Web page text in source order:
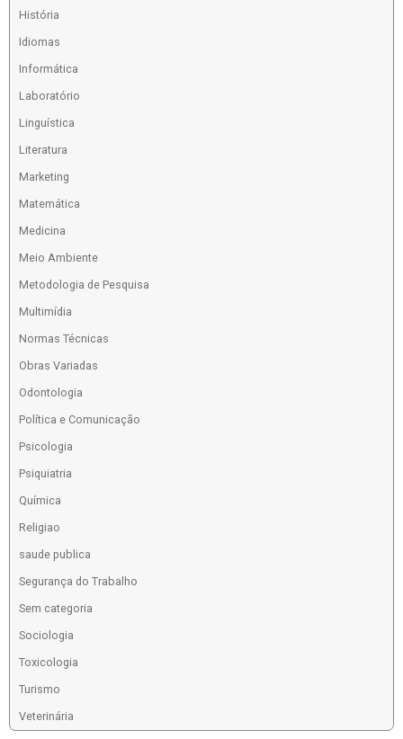
História
Idiomas
Informática
Laboratório
Linguística
Literatura
Marketing
Matemática
Medicina
Meio Ambiente
Metodologia de Pesquisa
Multimídia
Normas Técnicas
Obras Variadas
Odontologia
Política e Comunicação
Psicologia
Psiquiatria
Química
Religiao
saude publica
Segurança do Trabalho
Sem categoria
Sociologia
Toxicologia
Turismo
Veterinária